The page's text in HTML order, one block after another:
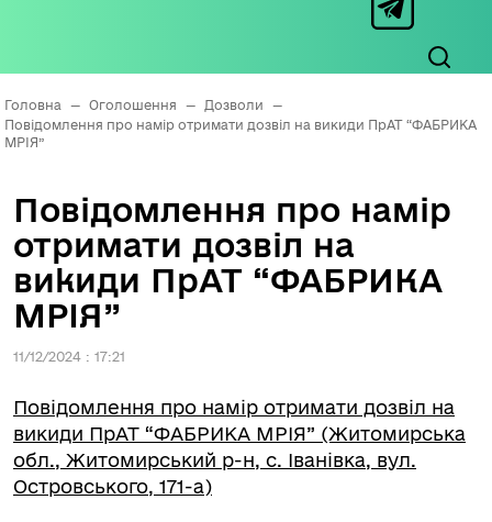
Головна — Оголошення — Дозволи
—
Повідомлення про намір отримати дозвіл на викиди ПрАТ “ФАБРИКА
МРІЯ”
Повідомлення про намір
отримати дозвіл на
викиди ПрАТ “ФАБРИКА
МРІЯ”
11/12/2024 : 17:21
Повідомлення про намір отримати дозвіл на
викиди ПрАТ “ФАБРИКА МРІЯ” (Житомирська
обл., Житомирський р-н, с. Іванівка, вул.
Островського, 171-а)